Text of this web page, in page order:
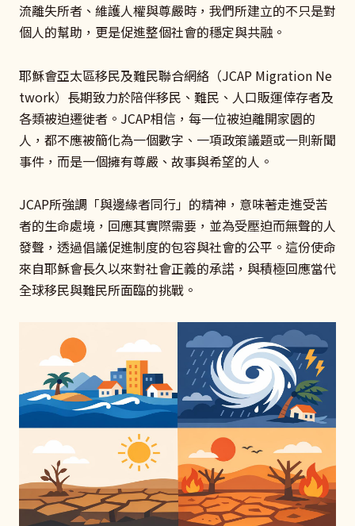
流離失所者、維護人權與尊嚴時，我們所建立的不只是對
個人的幫助，更是促進整個社會的穩定與共融。
耶穌會亞太區移民及難民聯合網絡（JCAP Migration Ne
twork）長期致力於陪伴移民、難民、人口販運倖存者及
各類被迫遷徙者。JCAP相信，每一位被迫離開家園的
人，都不應被簡化為一個數字、一項政策議題或一則新聞
事件，而是一個擁有尊嚴、故事與希望的人。
JCAP所強調「與邊緣者同行」的精神，意味著走進受苦
者的生命處境，回應其實際需要，並為受壓迫而無聲的人
發聲，透過倡議促進制度的包容與社會的公平。這份使命
來自耶穌會長久以來對社會正義的承諾，與積極回應當代
全球移民與難民所面臨的挑戰。